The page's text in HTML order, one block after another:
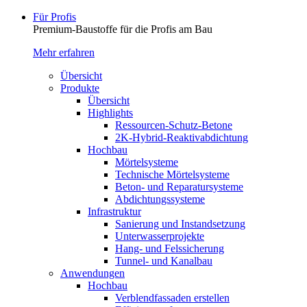
Für Profis
Premium-Baustoffe für die Profis am Bau
Mehr erfahren
Übersicht
Produkte
Übersicht
Highlights
Ressourcen-Schutz-Betone
2K-Hybrid-Reaktivab­dichtung
Hochbau
Mörtelsysteme
Technische Mörtelsysteme
Beton- und Reparatursysteme
Abdichtungssysteme
Infrastruktur
Sanierung und Instandsetzung
Unterwasserprojekte
Hang- und Felssicherung
Tunnel- und Kanalbau
Anwendungen
Hochbau
Verblendfassaden erstellen